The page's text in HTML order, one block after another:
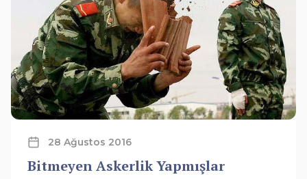
28 Ağustos 2016
Bitmeyen Askerlik Yapmışlar